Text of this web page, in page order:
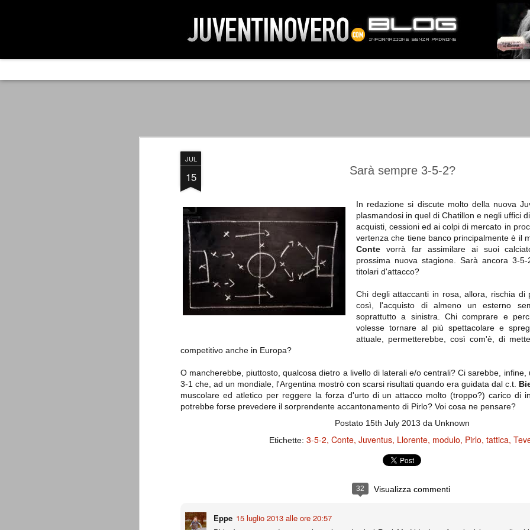
JUL
15 Sarà sempre 3-5-2?
In redazione si discute molto della nuova
plasmandosi in quel di Chatillon e negli uffici
acquisti, cessioni ed ai colpi di mercato in
vertenza che tiene banco principalmente è il
Conte vorrà far assimilare ai suoi
prossima nuova stagione. Sarà ancora 3-5-
titolari d'attacco?
Chi degli attaccanti in rosa, allora, rischia di
così, l'acquisto di almeno un esterno
soprattutto a sinistra. Chi comprare e
volesse tornare al più spettacolare e
attuale, permetterebbe, così com'è, di
competitivo anche in Europa?
O mancherebbe, piuttosto, qualcosa dietro a livello di laterali e/o centrali? Ci sarebbe, infine,
3-1 che, ad un mondiale, l'Argentina mostrò con scarsi risultati quando era guidata dal c.t.
muscolare ed atletico per reggere la forza d'urto di un attacco molto (troppo?) carico di
potrebbe forse prevedere il sorprendente accantonamento di Pirlo? Voi cosa ne pensare?
Postato 15th July 2013 da Unknown
Etichette: 3-5-2 Conte Juventus Llorente modulo Pirlo tattica
32 Visualizza commenti
Eppe 15 luglio 2013 alle ore 20:57
Ed infatti, per chi ricorda le convulse giornate dell’estate 2006, sembrava
davvero impresa impossibile quella di modificare il corso degli eventi che si
erano abbattuti sulla Juventus.
condannando irreversibilmente.
PER UNA VERITÀ
STORICA
Cari amici, l'avventura che
abbiamo iniziato il 5 maggio 2007
Quando abbiamo messo on line
questo sito la nostra squadra del
cuore stava vivendo il suo periodo
più buio, annichilita nel suo
SEP
15
Manchester City -
Juventus 1-2
La Juventus trionfa a
Manchester conquistandosi tre
importantissimi punti per la
qualificazione e mettendosi alle
spalle le brutte prestazioni del
campionato. Dopo un primo tempo
di sofferenza gli uomini di Allegri
hanno saputo reagire al gol
fortunoso (e non molto regolare)
segnato dagli inglesi e a portare a
SEP
12
Juventus - Chievo 1-1
La Juventus esce con un
misero punto dallo Juventus
Stadium, accentuando una crisi
che sembra non avere fine.
Nonostante il gol fortunoso del
la matassa sia molto, molto lunga
e difficile da sbrogliare.
Sulle implicazioni anche finanziarie delle operazioni di calciomercato, oltre che sulle liste Uefa e serie A (e
Roma - Juventus 2-1
La Juventus rimedia una sonora batosta all'Olimpico. Una squadra che per i primi 75 minuti non ha